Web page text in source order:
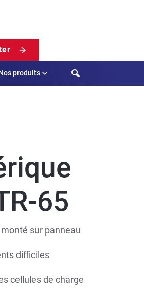
produits Search
65
sur panneau
difficiles
cellules de charge